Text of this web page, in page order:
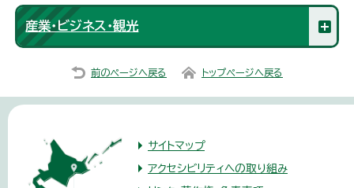
産業・ビジネス・観光
前のページへ戻る トップページへ戻る
サイトマップ
アクセシビリティへの取り組み